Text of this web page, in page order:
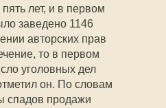
лет, и в первом
заведено 1146
авторских прав
то в первом
уголовных дел
он. По словам
спадов продажи